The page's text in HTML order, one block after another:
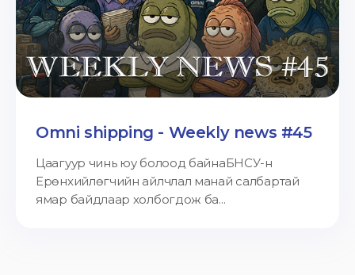
Omni shipping - Weekly news #45
Цаагуур чинь юу болоод байнаБНСУ-н
Ерөнхийлөгчийн айлчлал манай салбартай
ямар байдлаар холбогдож ба...